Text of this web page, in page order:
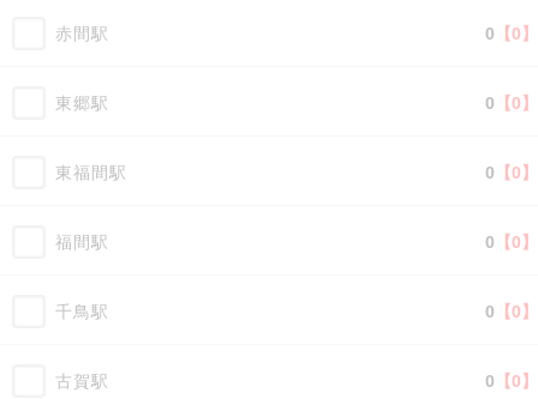
赤間駅 【0】
0
東郷駅 【0】
0
東福間駅 【0】
0
福間駅 【0】
0
千鳥駅 【0】
0
古賀駅 【0】
0